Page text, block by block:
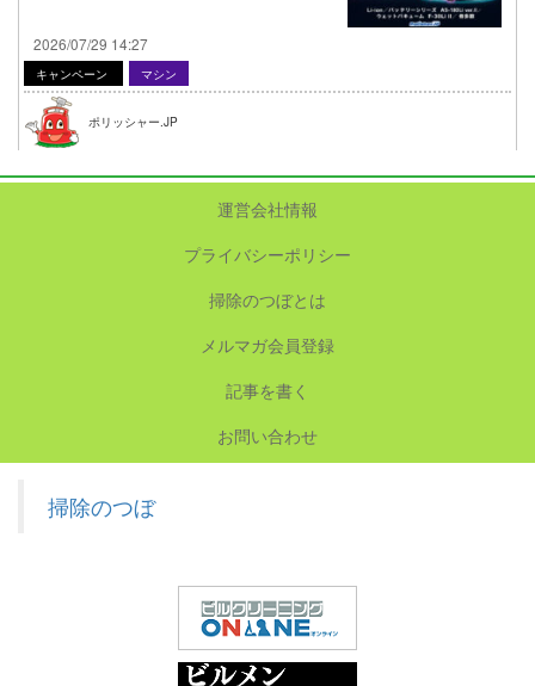
2026/07/29 14:27
キャンペーン マシン
ポリッシャー.JP
運営会社情報
プライバシーポリシー
掃除のつぼとは
メルマガ会員登録
記事を書く
お問い合わせ
掃除のつぼ